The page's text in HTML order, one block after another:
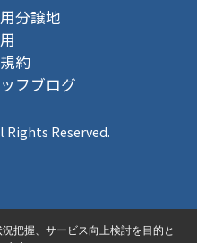
分譲地
約
フブログ
Reserved.
把握、サービス向上検討を目的と